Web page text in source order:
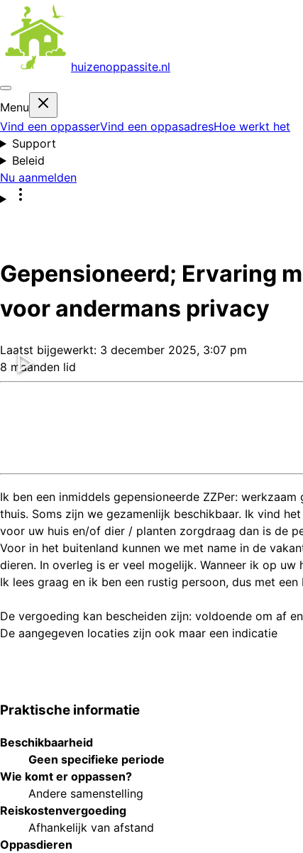
huizenoppassite.nl
Menu
Vind een oppasserVind een oppasadresHoe werkt het
Support
Beleid
Nu aanmelden
Gepensioneerd; Ervaring
voor andermans privacy
Laatst bijgewerkt: 3 december 2025, 3:07 pm
8 maanden lid
Ik ben een inmiddels gepensioneerde ZZPer:
thuis. Soms zijn we gezamenlijk beschikbaar. Ik vind
voor uw huis en/of dier / planten zorgdraag dan is de
Voor in het buitenland kunnen we met name in de
dieren. In overleg is er veel mogelijk. Wanneer ik op
Ik lees graag en ik ben een rustig persoon, dus met
De vergoeding kan bescheiden zijn: voldoende om af
De aangegeven locaties zijn ook maar een indicatie
Praktische informatie
Beschikbaarheid
Geen specifieke periode
Wie komt er oppassen?
Andere samenstelling
Reiskostenvergoeding
Afhankelijk van afstand
Oppasdieren